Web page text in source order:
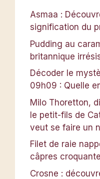
Asmaa :
signification du
Pudding au
britannique
Décoder le
09h09 : Quelle
Milo Thoretton,
le petit-fils de
veut se faire un
Filet de raie
câpres
Crosne :